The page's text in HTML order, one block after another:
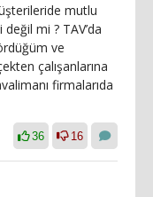
mutlu
mi ? TAV’da
ve
çalışanlarına
firmalarıda
36 16